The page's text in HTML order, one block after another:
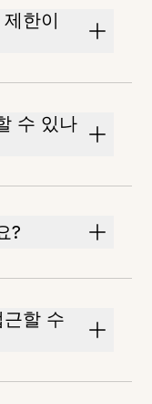
한이
수 있나
?
할 수